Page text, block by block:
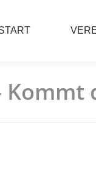
Kommt